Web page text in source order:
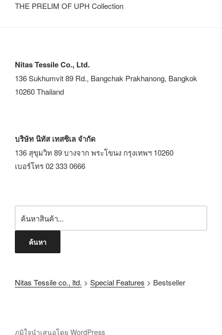
THE PRELIM OF UPH Collection
Nitas Tessile Co., Ltd.
136 Sukhumvit 89 Rd., Bangchak Prakhanong, Bangkok
10260 Thailand
บริษัท นิทัส เทสซิเล จำกัด
136 สุขุมวิท 89 บางจาก พระโขนง กรุงเทพฯ 10260
เบอร์โทร 02 333 0666
ค้นหา
Nitas Tessile co., ltd. > Special Features > Bestseller
ภูมิใจนำเสนอโดย WordPress